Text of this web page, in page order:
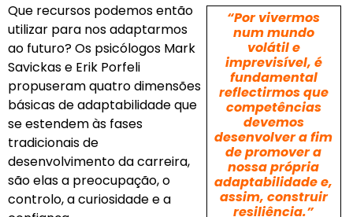
“Por vivermos
num mundo
volátil e
imprevisível, é
fundamental
reflectirmos que
competências
devemos
desenvolver a fim
de promover a
nossa própria
adaptabilidade e,
assim, construir
resiliência.”
Que recursos podemos então
utilizar para nos adaptarmos
ao futuro? Os psicólogos Mark
Savickas e Erik Porfeli
propuseram quatro dimensões
básicas de adaptabilidade que
se estendem às fases
tradicionais de
desenvolvimento da carreira,
são elas a preocupação, o
controlo, a curiosidade e a